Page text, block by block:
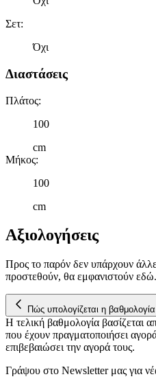
διαφημίσεων και περιεχομένου,
διαφημίσεις και περιεχόμενο,
πληροφορίες σχετικά με την
δικτύωσης, διαφημίσεων και
Σετ:
Όχι
Διαστάσεις
Πλάτος:
100
cm
Μήκος:
100
cm
Αξιολογήσεις
Προς το παρόν δεν υπάρχουν
προστεθούν, θα εμφανιστούν εδώ.
Πώς υπολογίζεται η βαθμολογία
Η τελική βαθμολογία βασίζεται
που έχουν πραγματοποιήσει
επιβεβαιώσει την αγορά τους.
Γράψου στο Νewsletter μας για